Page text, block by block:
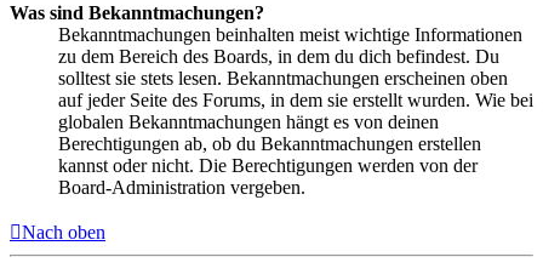
Was sind Bekanntmachungen?
Bekanntmachungen beinhalten meist wichtige Informationen
zu dem Bereich des Boards, in dem du dich befindest. Du
solltest sie stets lesen. Bekanntmachungen erscheinen oben
auf jeder Seite des Forums, in dem sie erstellt wurden. Wie bei
globalen Bekanntmachungen hängt es von deinen
Berechtigungen ab, ob du Bekanntmachungen erstellen
kannst oder nicht. Die Berechtigungen werden von der
Board-Administration vergeben.
Nach oben